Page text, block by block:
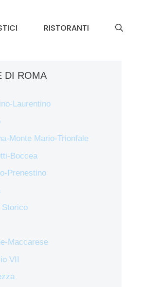
RISTORANTI
DI ROMA
Laurentino
Monte Mario-Trionfale
Boccea
Prenestino
Storico
Maccarese
VII